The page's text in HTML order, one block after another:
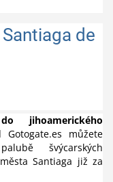
de
jihoamerického
můžete
švýcarských
Santiaga již za